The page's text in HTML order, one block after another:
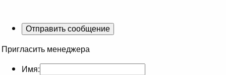
Пригласить менеджера
Имя: